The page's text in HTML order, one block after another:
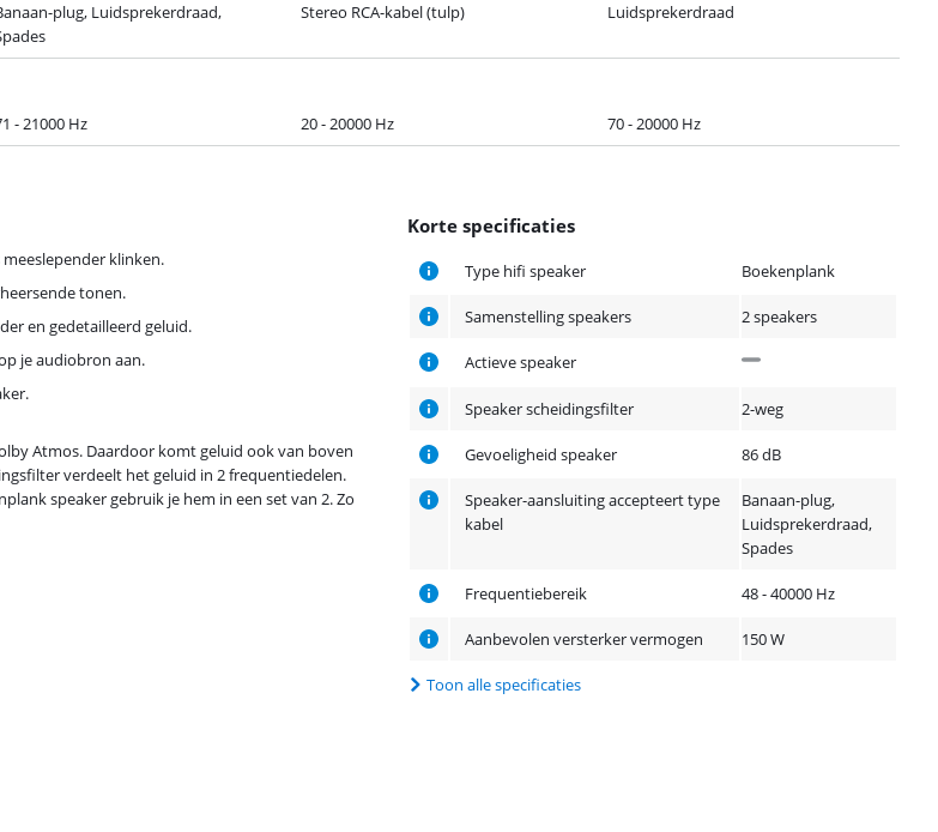
plug, Luidsprekerdraad,
Stereo RCA-kabel (tulp) Luidsprekerdraad
- 21000 Hz 20 - 20000 Hz 70 - 20000 Hz
Korte specificaties
Type hifi speaker Boekenplank
Samenstelling speakers 2 speakers
Actieve speaker
Speaker scheidingsfilter 2-weg
Gevoeligheid speaker 86 dB
Speaker-aansluiting accepteert type
kabel
Banaan-plug,
Luidsprekerdraad,
Spades
Frequentiebereik 48 - 40000 Hz
Aanbevolen versterker vermogen 150 W
Toon alle specificaties
klinken.
tonen.
en gedetailleerd geluid.
je audiobron aan.
Atmos. Daardoor komt geluid ook van boven
verdeelt het geluid in 2 frequentiedelen.
speaker gebruik je hem in een set van 2. Zo